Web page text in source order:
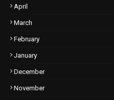
April
March
February
January
December
November